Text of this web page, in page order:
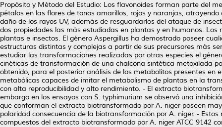
Propósito y Método del Estudio: Los flavonoides forman parte del
pétalos en las flores de tonos amarillos, rojos y naranjas,
daño de los rayos UV, además de resguardarlos del ataque de
dos propiedades las más estudiadas en plantas y en humanos.
plantas e insectos. El género Aspergillus ha demostrado poseer
estructuras distintas y complejas a partir de sus precursores más
estudiar las transformaciones realizadas por otras especies el
cinéticas de transformación de una chalcona sintética metoxilada
obtenido, para el posterior análisis de los metabolitos presentes en
metabólicas capaces de imitar el metabolismo de plantas en la
con alta reproducibilidad y alto rendimiento. - El extracto
embargo en los ensayos con S. typhimurium se observó una
que conforman el extracto biotransformado por A. niger poseen
polaridad consecuencia de la biotransformación por A. niger. -
compuestos del extracto biotransformado por A. niger ATCC 9142